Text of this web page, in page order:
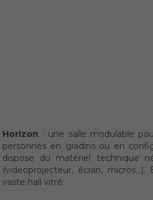
Horizon : une salle modulable
personnes en gradins ou en
dispose du matériel technique
(videoprojecteur, écran,
vaste hall vitré.